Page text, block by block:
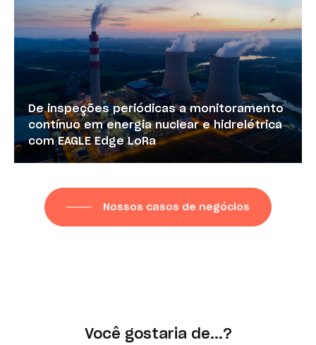
Nossos casos de negócios
De inspeções periódicas a monitoramento
contínuo em energia nuclear e hidrelétrica
com EAGLE Edge LoRa
Você gostaria de...?